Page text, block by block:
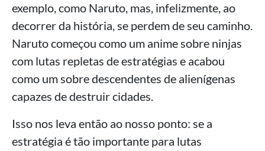
exemplo, como Naruto, mas, infelizmente, ao
decorrer da história, se perdem de seu caminho.
Naruto começou como um anime sobre ninjas
com lutas repletas de estratégias e acabou
como um sobre descendentes de alienígenas
capazes de destruir cidades.
Isso nos leva então ao nosso ponto: se a
estratégia é tão importante para lutas